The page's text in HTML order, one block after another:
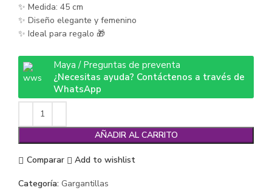
✨ Medida: 45 cm
✨ Diseño elegante y femenino
✨ Ideal para regalo 🎁
Maya / Preguntas de preventa
¿Necesitas ayuda? Contáctenos a través de
WhatsApp
AÑADIR AL CARRITO
Comparar Add to wishlist
Categoría: Gargantillas